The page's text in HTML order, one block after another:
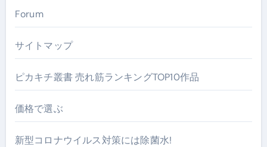
Forum
サイトマップ
ピカキチ叢書 売れ筋ランキングTOP10作品
価格で選ぶ
新型コロナウイルス対策には除菌水!